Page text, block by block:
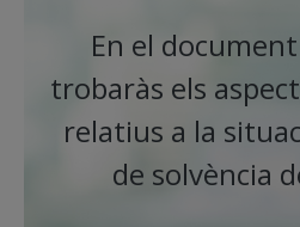
En el
trobaràs els
relatius a la
de solvència